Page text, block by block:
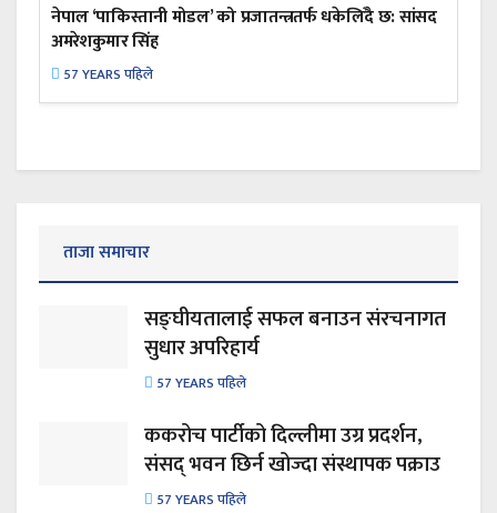
नेपाल ‘पाकिस्तानी मोडल’ को प्रजातन्त्रतर्फ धकेलिँदै छ: सांसद
अमरेशकुमार सिंह
57 YEARS पहिले
ताजा समाचार
सङ्घीयतालाई सफल बनाउन संरचनागत
सुधार अपरिहार्य
57 YEARS पहिले
ककरोच पार्टीको दिल्लीमा उग्र प्रदर्शन,
संसद् भवन छिर्न खोज्दा संस्थापक पक्राउ
57 YEARS पहिले